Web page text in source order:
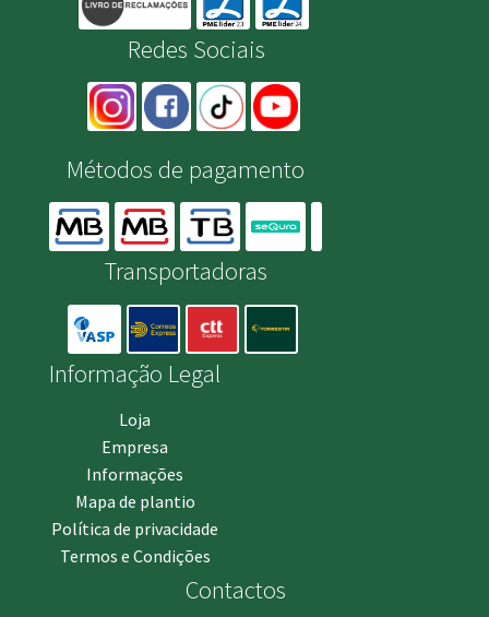
Redes Sociais
Métodos de pagamento
Transportadoras
Informação Legal
Loja
Empresa
Informações
Mapa de plantio
Política de privacidade
Termos e Condições
Contactos